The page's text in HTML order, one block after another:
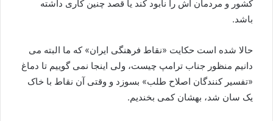
کشور و مردمان اش را نابود کند یا قصد چنین کاری داشته
باشد.
حالا شده است حکایت «نقاط فرهنگی ایران» که ما البته می
دانیم منظور جناب ترامپ چیست، ولی اینجا نمی گوییم تا دماغ
«تفسیر کنندگان اصلاح طلب» بسوزد و وقتی آن نقاط با خاک
یک سان شد، بهشان کمی بخندیم.